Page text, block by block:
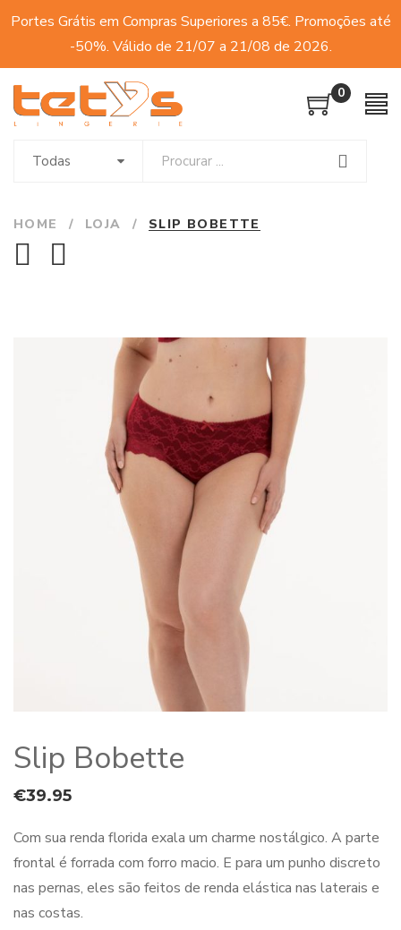
Portes Grátis em Compras Superiores a 85€. Promoções até
-50%. Válido de 21/07 a 21/08 de 2026.
0
Todas
HOME / LOJA / SLIP BOBETTE
Slip Bobette
€39.95
Com sua renda florida exala um charme nostálgico. A parte
frontal é forrada com forro macio. E para um punho discreto
nas pernas, eles são feitos de renda elástica nas laterais e
nas costas.